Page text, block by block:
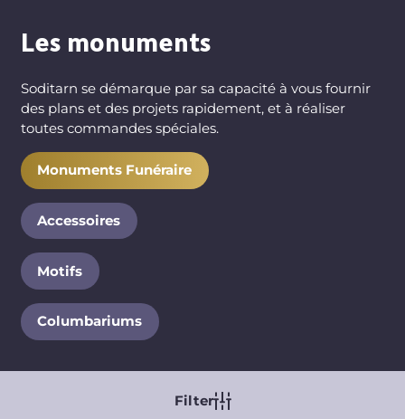
Les monuments
Soditarn se démarque par sa capacité à vous fournir
des plans et des projets rapidement, et à réaliser
toutes commandes spéciales.
Catalogue
Menu
Monuments Funéraire
Accessoires
Motifs
Columbariums
Filter